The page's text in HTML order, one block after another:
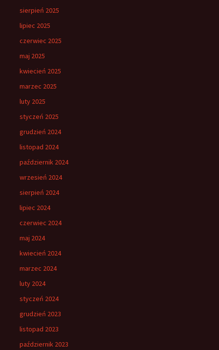
sierpień 2025
lipiec 2025
czerwiec 2025
maj 2025
kwiecień 2025
marzec 2025
luty 2025
styczeń 2025
grudzień 2024
listopad 2024
październik 2024
wrzesień 2024
sierpień 2024
lipiec 2024
czerwiec 2024
maj 2024
kwiecień 2024
marzec 2024
luty 2024
styczeń 2024
grudzień 2023
listopad 2023
październik 2023